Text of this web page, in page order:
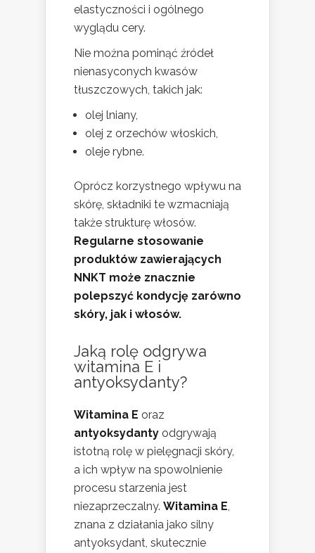
elastyczności i ogólnego
wyglądu cery.
Nie można pominąć źródeł
nienasyconych kwasów
tłuszczowych, takich jak:
olej lniany,
olej z orzechów włoskich,
oleje rybne.
Oprócz korzystnego wpływu na
skórę, składniki te wzmacniają
także strukturę włosów.
Regularne stosowanie
produktów zawierających
NNKT może znacznie
polepszyć kondycję zarówno
skóry, jak i włosów.
Jaką rolę odgrywa
witamina E i
antyoksydanty?
Witamina E oraz
antyoksydanty odgrywają
istotną rolę w pielęgnacji skóry,
a ich wpływ na spowolnienie
procesu starzenia jest
niezaprzeczalny. Witamina E,
znana z działania jako silny
antyoksydant, skutecznie